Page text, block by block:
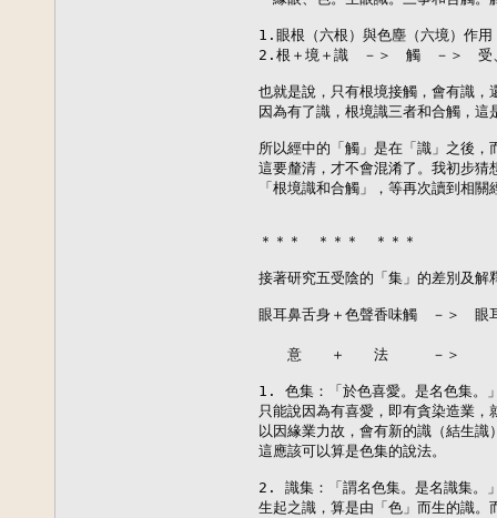
1.眼根（六根）與色塵（六境）作
2.根＋境＋識　－＞　觸　－＞　受
也就是說，只有根境接觸，會有識，
因為有了識，根境識三者和合觸，這
所以經中的「觸」是在「識」之後，
這要釐清，才不會混淆了。我初步猜
「根境識和合觸」，等再次讀到相關
＊＊＊　＊＊＊　＊＊＊
接著研究五受陰的「集」的差別及解
眼耳鼻舌身＋色聲香味觸　－＞　眼
意　　＋　　法　　　－＞　
1. 色集：「於色喜愛。是名色集。
只能說因為有喜愛，即有貪染造業
以因緣業力故，會有新的識（結生
這應該可以算是色集的說法。
2. 識集：「謂名色集。是名識集。
生起之識，算是由「色」而生的識